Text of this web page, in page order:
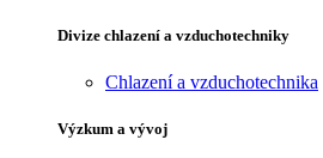
Divize chlazení a vzduchotechniky
Chlazení a vzduchotechnika
Výzkum a vývoj